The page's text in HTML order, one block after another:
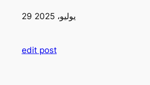
29 يوليو، 2025
edit post